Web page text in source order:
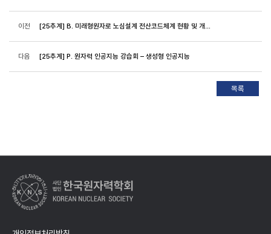
이전 [25추계] B. 미래형원자로 노심설계 전산코드체계 현황 및 개발 방향 -1
다음 [25추계] P. 원자력 인공지능 강습회 – 생성형 인공지능